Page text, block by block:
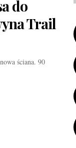
do
Trail
ściana. 90